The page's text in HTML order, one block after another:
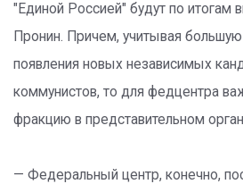
"Единой Россией" будут по итогам
Пронин. Причем, учитывая большую
появления новых независимых
коммунистов, то для федцентра
фракцию в представительном
— Федеральный центр, конечно,